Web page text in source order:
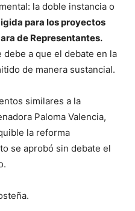
la doble instancia o
para los proyectos
de Representantes.
a que el debate en la
de manera sustancial.
similares a la
Paloma Valencia,
la reforma
se aprobó sin debate el